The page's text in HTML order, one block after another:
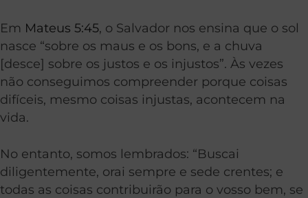
Em Mateus 5:45, o Salvador nos ensina que o sol
nasce “sobre os maus e os bons, e a chuva
[desce] sobre os justos e os injustos”. Às vezes
não conseguimos compreender porque coisas
difíceis, mesmo coisas injustas, acontecem na
vida.
No entanto, somos lembrados: “Buscai
diligentemente, orai sempre e sede crentes; e
todas as coisas contribuirão para o vosso bem, se